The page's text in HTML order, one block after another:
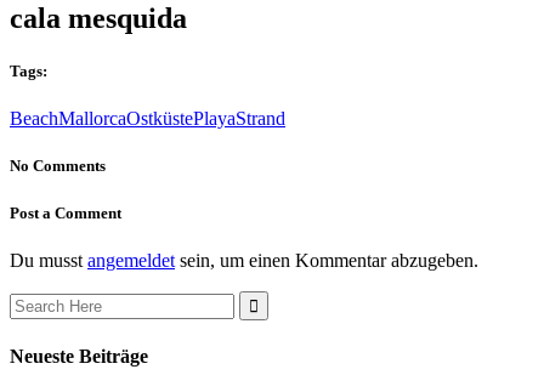
cala mesquida
Tags:
BeachMallorcaOstküstePlayaStrand
No Comments
Post a Comment
Du musst angemeldet sein, um einen Kommentar abzugeben.
Search
for:
Neueste Beiträge